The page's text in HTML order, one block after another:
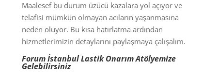
Maalesef bu durum üzücü kazalara yol açıyor ve
telafisi mümkün olmayan acıların yaşanmasına
neden oluyor. Bu kısa hatırlatma ardından
hizmetlerimizin detaylarını paylaşmaya çalışalım.
Forum İstanbul Lastik Onarım Atölyemize
Gelebilirsiniz